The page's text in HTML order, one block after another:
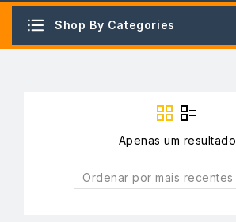
Shop By Categories
Apenas um resultado
Ordenar por mais recentes